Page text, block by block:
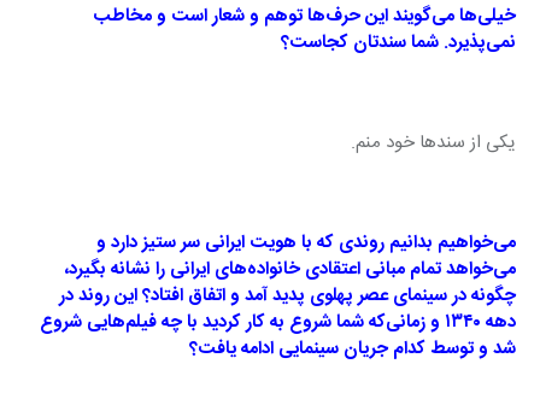
خیلی‌ها می‌گویند این حرف‌ها توهم و شعار است و مخاطب
نمی‌پذیرد. شما سندتان کجاست؟
یکی از سندها خود منم.
می‌خواهیم بدانیم روندی که با هویت ایرانی سر ستیز دارد و
می‌خواهد تمام مبانی اعتقادی خانواده‌های ایرانی را نشانه بگیرد،
چگونه در سینمای عصر پهلوی پدید آمد و اتفاق افتاد؟ این روند در
دهه ۱۳۴۰ و زمانی‌که شما شروع به کار کردید با چه فیلم‌هایی شروع
شد و توسط کدام جریان سینمایی ادامه یافت؟